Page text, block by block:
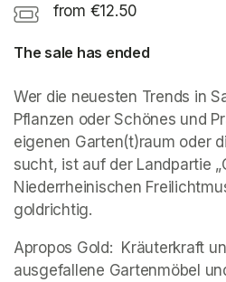
from €12.50
The sale has ended
Wer die neuesten Trends in
Pflanzen oder Schönes und
eigenen Garten(t)raum oder
sucht, ist auf der Landpartie
Niederrheinischen
goldrichtig.
Apropos Gold:  Kräuterkraft
ausgefallene Gartenmöbel